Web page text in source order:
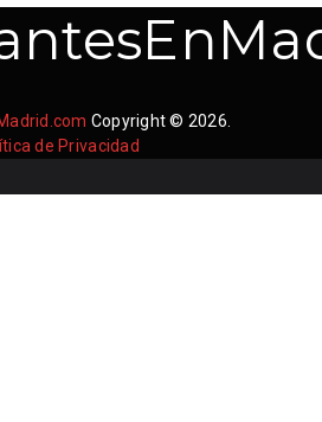
Copyright © 2026.
de Privacidad